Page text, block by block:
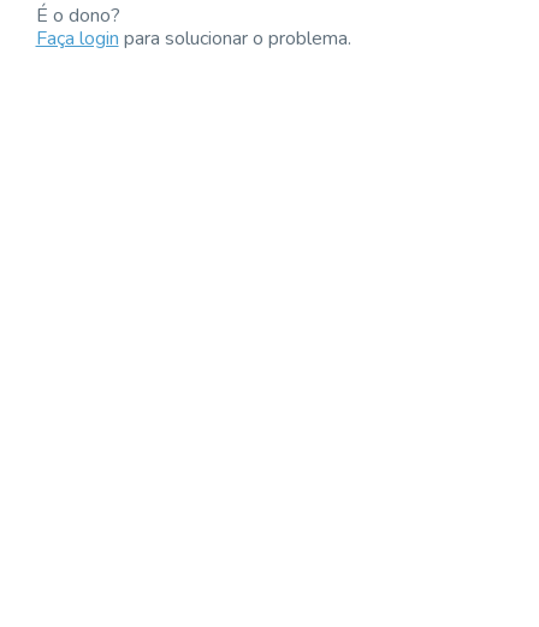
É o dono?
Faça loginpara solucionar o problema.